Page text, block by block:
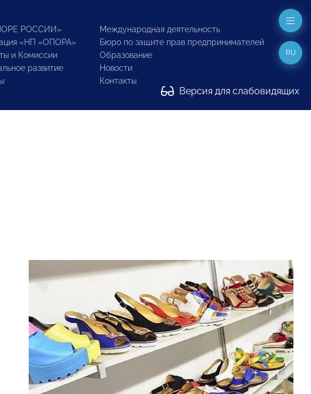
РОССИИ»
«НП «ОПОРА»
и Комиссии
развитие
Международная деятельность
Бюро по защите прав предпринимателей
Образование
Новости
Контакты
Версия для слабовидящих
RU